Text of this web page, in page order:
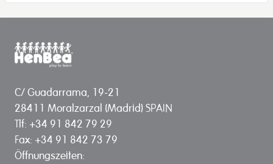
C/ Guadarrama, 19-21
28411 Moralzarzal (Madrid) SPAIN
Tlf: +34 91 842 79 29
Fax: +34 91 842 73 79
Öffnungszeiten: